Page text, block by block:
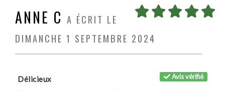
ANNE C A ÉCRIT LE
DIMANCHE 1 SEPTEMBRE 2024
Avis vérifié
Délicieux